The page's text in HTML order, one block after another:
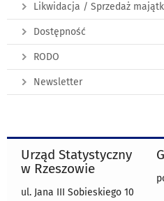
Likwidacja / Sprzedaż
Dostępność
RODO
Newsletter
Urząd Statystyczny
w Rzeszowie
ul. Jana III Sobieskiego 10